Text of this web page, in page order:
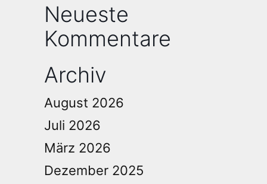
Neueste
Kommentare
Archiv
August 2026
Juli 2026
März 2026
Dezember 2025